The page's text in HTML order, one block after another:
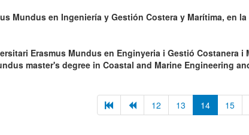
Mundus en Ingeniería y Gestión Costera y Marítima, en
Erasmus Mundus en Enginyeria i Gestió Costanera
master's degree in Coastal and Marine Engineering
12 13 14 15